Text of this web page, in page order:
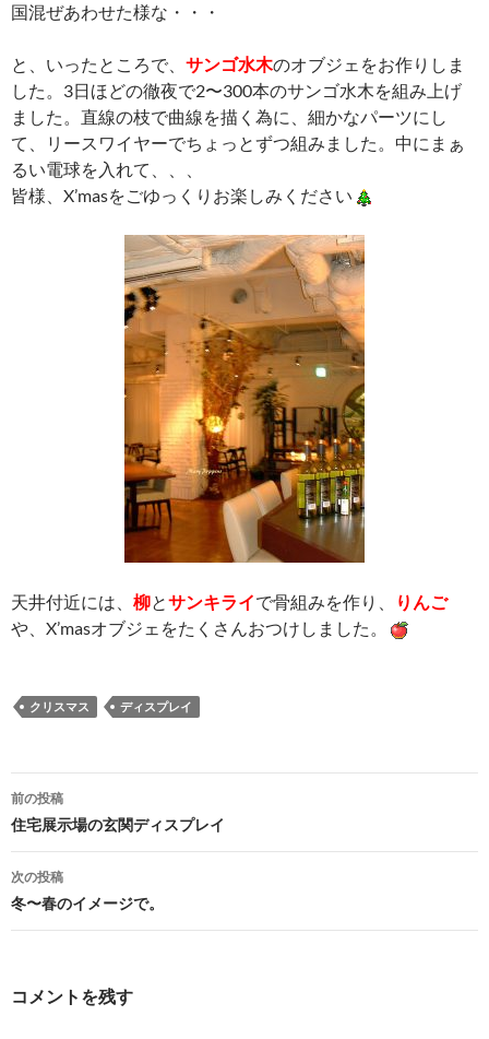
国混ぜあわせた様な・・・
と、いったところで、 サンゴ水木のオブジェをお作りしま
した。3日ほどの徹夜で2〜300本のサンゴ水木を組み上げ
ました。直線の枝で曲線を描く為に、細かなパーツにし
て、リースワイヤーでちょっとずつ組みました。中にまぁ
るい電球を入れて、、、
皆様、X’masをごゆっくりお楽しみください
天井付近には、 柳とサンキライで骨組みを作り、
りんご
や、X’masオブジェをたくさんおつけしました。
クリスマス ディスプレイ
投
稿
ナ
ビ
ゲ
前の投稿
住宅展示場の玄関ディスプレイ
次の投稿
冬〜春のイメージで。
コメントを残す